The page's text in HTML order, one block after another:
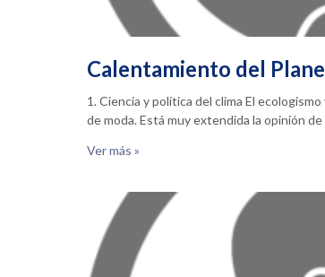
Calentamiento del
1. Ciencia y política del clima El
de moda. Está muy extendida la opinión
Ver más »